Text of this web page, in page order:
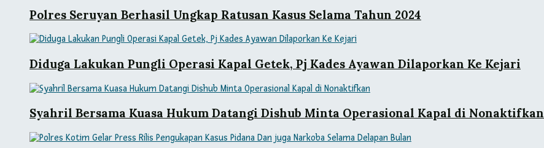
Polres Seruyan Berhasil Ungkap Ratusan Kasus Selama Tahun 2024
Diduga Lakukan Pungli Operasi Kapal Getek, Pj Kades Ayawan Dilaporkan Ke Kejari
Syahril Bersama Kuasa Hukum Datangi Dishub Minta Operasional Kapal di Nonaktifkan